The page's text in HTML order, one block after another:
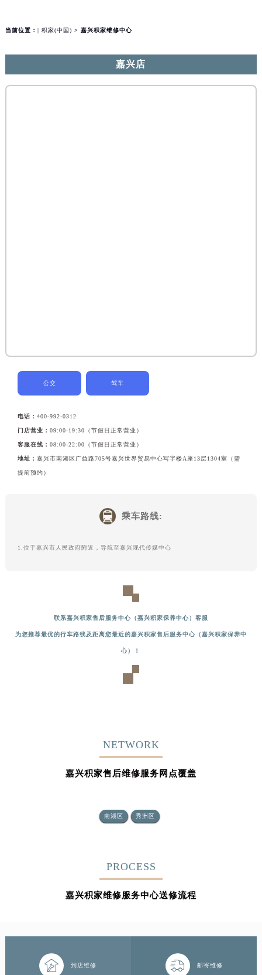
当前位置： | 积家(中国) > 嘉兴积家维修中心
嘉兴店
公交 驾车
电话：400-992-0312
门店营业：09:00-19:30（节假日正常营业）
客服在线：08:00-22:00（节假日正常营业）
地址：嘉兴市南湖区广益路705号嘉兴世界贸易中心写字楼A座13层1304室（需
提前预约）
乘车路线:
1.位于嘉兴市人民政府附近，导航至嘉兴现代传媒中心
联系嘉兴积家售后服务中心（嘉兴积家保养中心）客服
为您推荐最优的行车路线及距离您最近的嘉兴积家售后服务中心（嘉兴积家保养中
心）！
NETWORK
嘉兴积家售后维修服务网点覆盖
南湖区 秀洲区
PROCESS
嘉兴积家维修服务中心送修流程
 到店维修  邮寄维修